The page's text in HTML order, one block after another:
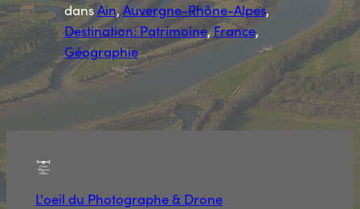
dansAin, Auvergne-Rhône-Alpes
Destination: Patrimoine, France
Géographie
L'oeil du Photographe & Drone